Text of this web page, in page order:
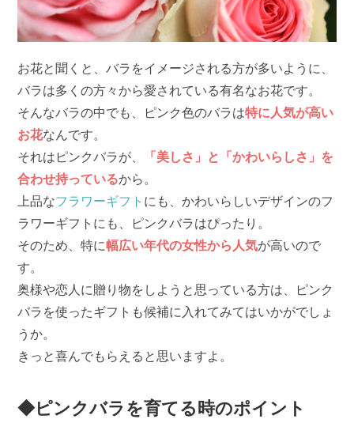
お花と聞くと、バラをイメージされる方が多いように、
バラは多くの方々から愛されている有名なお花です。
そんなバラの中でも、ピンク色のバラは特に人気が高い
お花なんです。
それはピンクバラが、
「美しさ」と「かわいらしさ」を
合わせ持っているから。
上品なフラワーギフト にも、かわいらしいデザインのフ
ラワーギフトにも、ピンクバラはぴったり。
そのため、特に幅広い年代の女性から人気が高いので
す。
奥様や恋人に贈り物をしようと思っている方は、ピンク
バラを使ったギフトも候補に入れてみてはいかがでしょ
うか。
きっと喜んでもらえると思いますよ。
◆ピンクバラを育てる時のポイント